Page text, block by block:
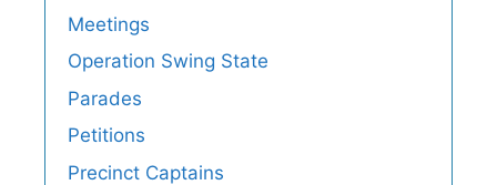
Meetings
Operation Swing State
Parades
Petitions
Precinct Captains